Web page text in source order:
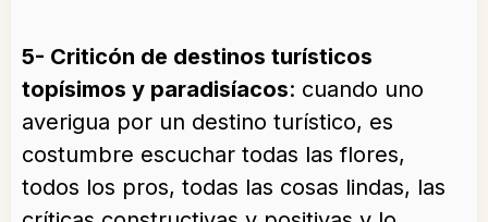
5- Criticón de destinos turísticos
topísimos y paradisíacos: cuando uno
averigua por un destino turístico, es
costumbre escuchar todas las flores,
todos los pros, todas las cosas lindas, las